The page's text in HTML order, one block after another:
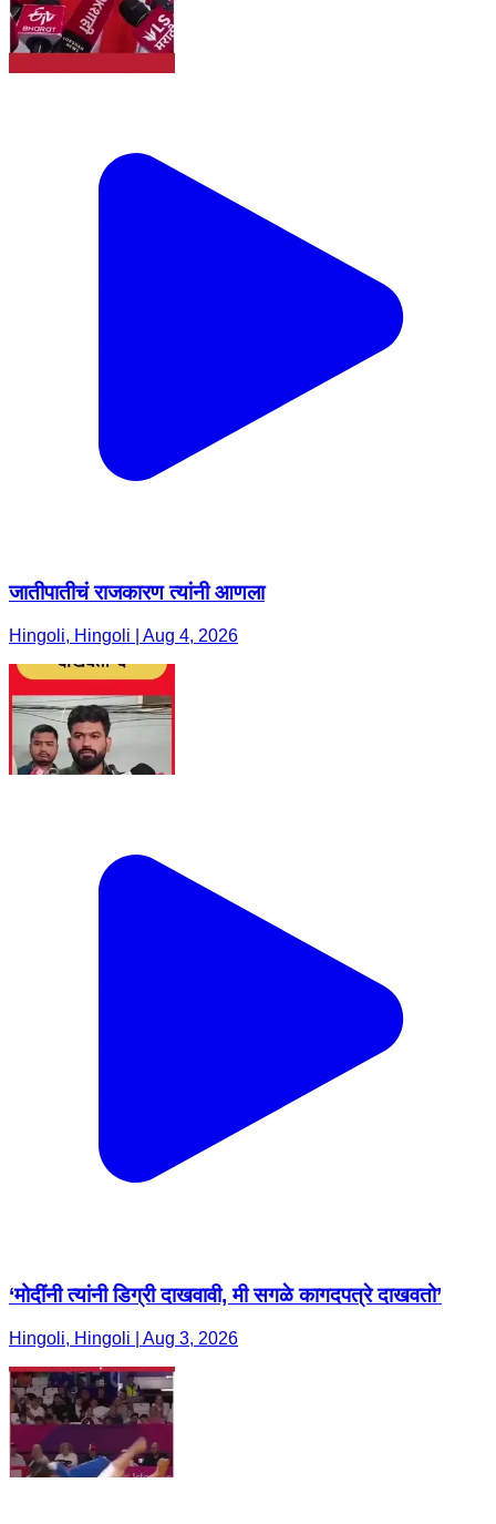
जातीपातीचं राजकारण त्यांनी आणला
Hingoli, Hingoli | Aug 4, 2026
‘मोदींनी त्यांनी डिग्री दाखवावी, मी सगळे कागदपत्रे दाखवतो’
Hingoli, Hingoli | Aug 3, 2026